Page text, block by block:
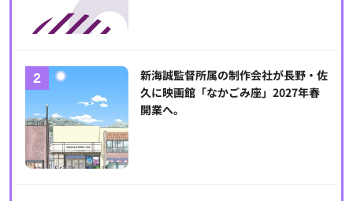
新海誠監督所属の制作会社が長野・佐
久に映画館「なかごみ座」2027年春
開業へ。